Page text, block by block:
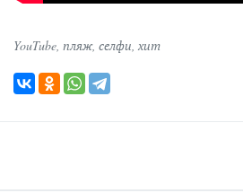
YouTube, пляж, селфи, хит